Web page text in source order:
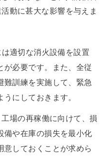
動に甚大な影響を与えま
適切な消火設備を設置
が必要です。また、全従
訓練を実施して、緊急
にしておきます。
場の再稼働に向けて、損
備や在庫の損失を最小化
しておくことが求めら